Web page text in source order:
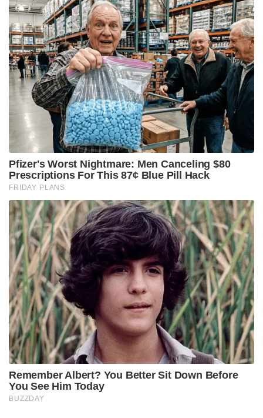
Pfizer's Worst Nightmare: Men Canceling $80
Prescriptions For This 87¢ Blue Pill Hack
FRIDAY PLANS
Remember Albert? You Better Sit Down Before
You See Him Today
BUZZDAY